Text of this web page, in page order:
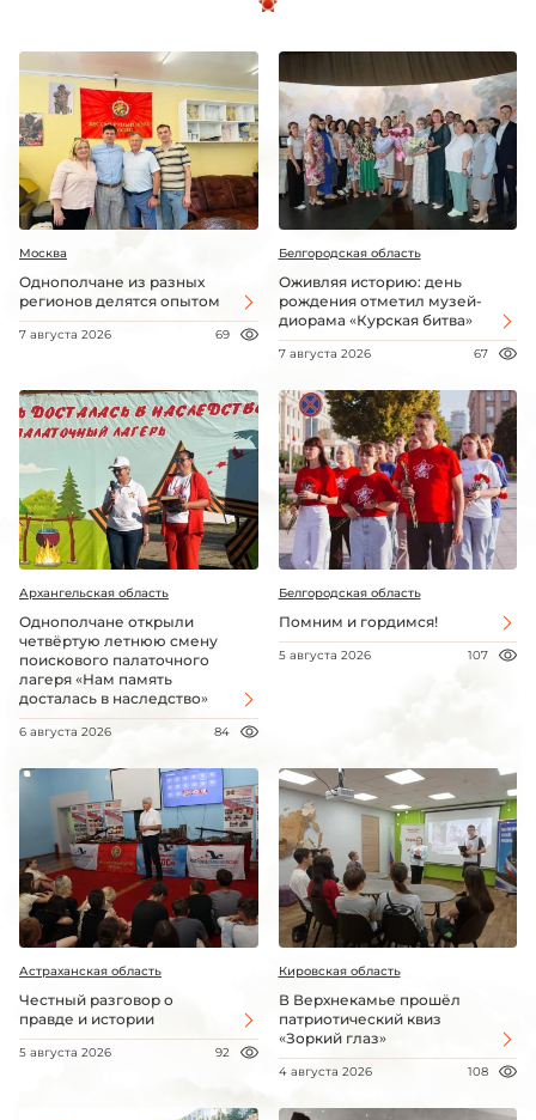
Москва
Однополчане из разных
регионов делятся опытом
7 августа 2026 69
Белгородская область
Оживляя историю: день
рождения отметил музей-
диорама «Курская битва»
7 августа 2026 67
Архангельская область
Однополчане открыли
четвёртую летнюю смену
поискового палаточного
лагеря «Нам память
досталась в наследство»
6 августа 2026 84
Белгородская область
Помним и гордимся!
5 августа 2026 107
Астраханская область
Честный разговор о
правде и истории
5 августа 2026 92
Кировская область
В Верхнекамье прошёл
патриотический квиз
«Зоркий глаз»
4 августа 2026 108